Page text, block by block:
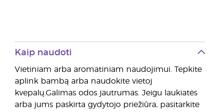
Kaip naudoti
Vietiniam arba aromatiniam naudojimui. Tepkite
aplink bambą arba naudokite vietoj
kvepalų.Galimas odos jautrumas. Jeigu laukiatės
arba jums paskirta gydytojo priežiūra, pasitarkite